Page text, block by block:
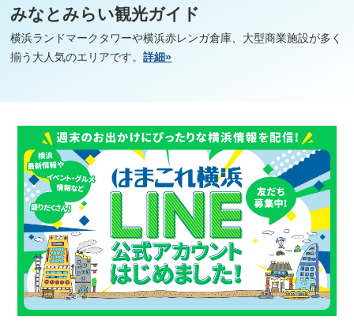
みなとみらい観光ガイド
横浜ランドマークタワーや横浜赤レンガ倉庫、大型商業施設が多く
揃う大人気のエリアです。詳細»